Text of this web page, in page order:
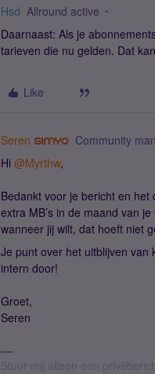
Hsd Allround active
Daarnaast: Als je
tarieven die nu gelden. Dat
Like
Seren Community
Hi ​ @Myrthw,
Bedankt voor je bericht en
extra MB’s in de maand van
wanneer jij wilt, dat hoeft niet
Je punt over het uitblijven van
intern door!
Groet,
Seren
Stuur mij alleen een